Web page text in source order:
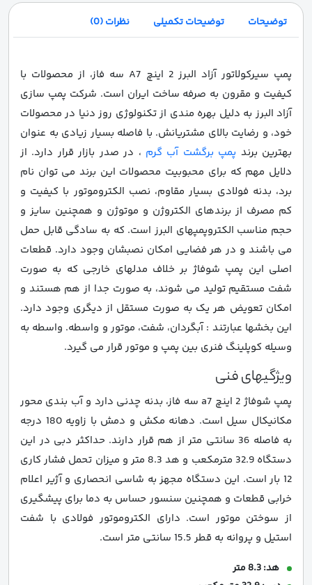
توضیحات توضیحات تکمیلی نظرات (0)
پمپ سیرکولاتور آزاد البرز 2 اینچ A7 سه فاز، از محصولات با
کیفیت و مقرون به صرفه ساخت ایران است. شرکت پمپ سازی
آزاد البرز به دلیل بهره مندی از تکنولوژی روز دنیا در محصولات
خود، و رضایت بالای مشتریانش. با فاصله بسیار زیادی به عنوان
بهترین برند پمپ برگشت آب گرم ، در صدر بازار قرار دارد. از
دلایل مهم که برای محبوبیت محصولات این برند می توان نام
برد، بدنه فولادی بسیار مقاوم، نصب الکتروموتور با کیفیت و
کم مصرف از برندهای الکتروژن و موتوژن و همچنین سایز و
حجم مناسب الکتروپمپهای البرز است. که به سادگی قابل حمل
می باشند و در هر فضایی امکان نصبشان وجود دارد. قطعات
اصلی این پمپ شوفاژ بر خلاف مدلهای خارجی که به صورت
شفت مستقیم تولید می شوند، به صورت جدا از هم هستند و
امکان تعویض هر یک به صورت مستقل از دیگری وجود دارد.
این بخشها عبارتند : آبگردان، شفت، موتور و واسطه. واسطه به
وسیله کوپلینگ فنری بین پمپ و موتور قرار می گیرد.
ویژگیهای فنی
پمپ شوفاژ 2 اینچ a7 سه فاز، بدنه چدنی دارد و آب بندی محور
مکانیکال سیل است. دهانه مکش و دمش با زاویه 180 درجه
به فاصله 36 سانتی متر از هم قرار دارند. حداکثر دبی در این
دستگاه 32.9 مترمکعب و هد 8.3 متر و میزان تحمل فشار کاری
12 بار است. این دستگاه مجهز به شاسی انحصاری و آژیر اعلام
خرابی قطعات و همچنین سنسور حساس به دما برای پیشگیری
از سوختن موتور است. دارای الکتروموتور فولادی با شفت
استیل و پروانه به قطر 15.5 سانتی متر است.
هد: 8.3 متر